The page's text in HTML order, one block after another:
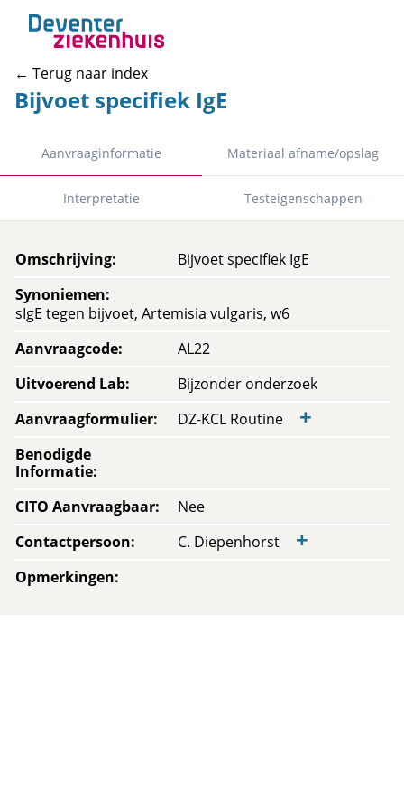
← Terug naar index
Bijvoet specifiek IgE
Aanvraaginformatie Materiaal afname/opslag
Interpretatie Testeigenschappen
Omschrijving:
Bijvoet specifiek IgE
Synoniemen:
sIgE tegen bijvoet, Artemisia vulgaris, w6
Aanvraagcode:
AL22
Uitvoerend Lab:
Bijzonder onderzoek
Aanvraagformulier: DZ-KCL Routine +
Benodigde
Informatie:
CITO Aanvraagbaar:
Nee
Contactpersoon: C. Diepenhorst +
Opmerkingen: